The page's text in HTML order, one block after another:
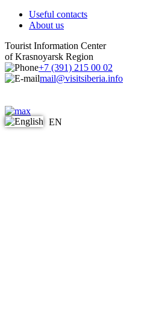
Useful contacts
About us
Tourist Information Center
of Krasnoyarsk Region
+7 (391) 215 00 02
mail@visitsiberia.info
EN